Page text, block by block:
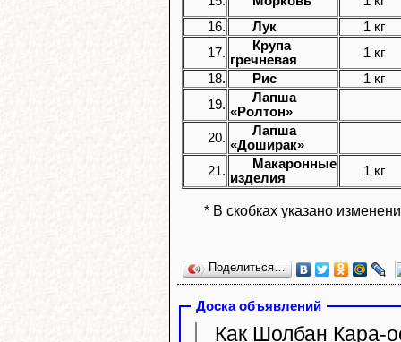
16.
Лук
1 кг
17.
Крупа
гречневая
1 кг
18.
Рис
1 кг
19.
Лапша
«Ролтон»
20.
Лапша
«Доширак»
21.
Макаронные
изделия
1 кг
* В скобках указано
Поделиться…
Доска объявлений
Как Шолбан Кара-